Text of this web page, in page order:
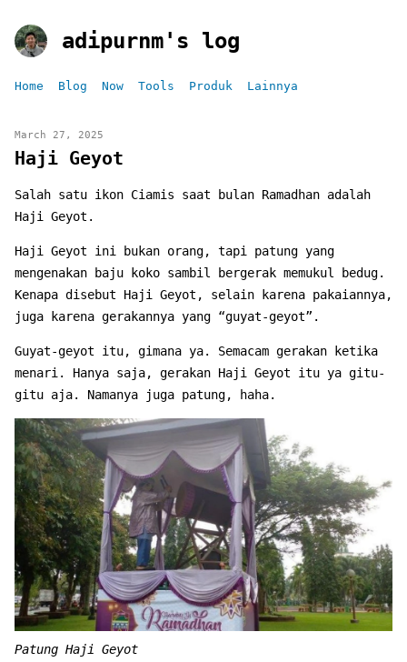
adipurnm's log
Home Blog Now Tools Produk Lainnya
March 27, 2025
Haji Geyot
Salah satu ikon Ciamis saat bulan Ramadhan adalah
Haji Geyot.
Haji Geyot ini bukan orang, tapi patung yang
mengenakan baju koko sambil bergerak memukul bedug.
Kenapa disebut Haji Geyot, selain karena pakaiannya,
juga karena gerakannya yang “guyat-geyot”.
Guyat-geyot itu, gimana ya. Semacam gerakan ketika
menari. Hanya saja, gerakan Haji Geyot itu ya gitu-
gitu aja. Namanya juga patung, haha.
Patung Haji Geyot